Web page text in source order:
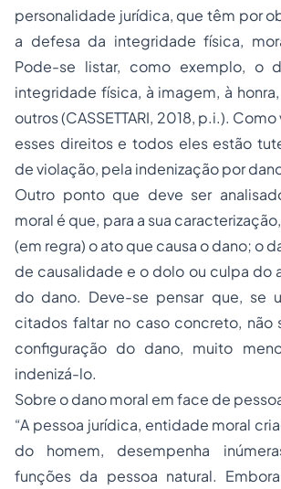
personalidade jurídica, que têm por
a defesa da integridade física,
Pode-se listar, como exemplo, o
integridade física, à imagem, à
outros (CASSETTARI, 2018, p.i.).
esses direitos e todos eles estão
de violação, pela indenização por
Outro ponto que deve ser
moral é que, para a sua
(em regra) o ato que causa o dano; o
de causalidade e o dolo ou culpa do
do dano. Deve-se pensar que, se
citados faltar no caso concreto, não
configuração do dano, muito
indenizá-lo.
Sobre o dano moral em face de
“A pessoa jurídica, entidade moral
do homem, desempenha
funções da pessoa natural.